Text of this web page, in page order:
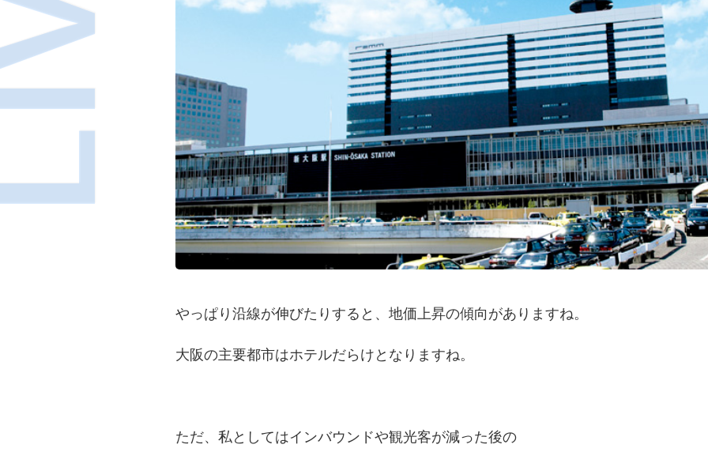
やっぱり沿線が伸びたりすると、地価上昇の傾向がありますね。
大阪の主要都市はホテルだらけとなりますね。
ただ、私としてはインバウンドや観光客が減った後の